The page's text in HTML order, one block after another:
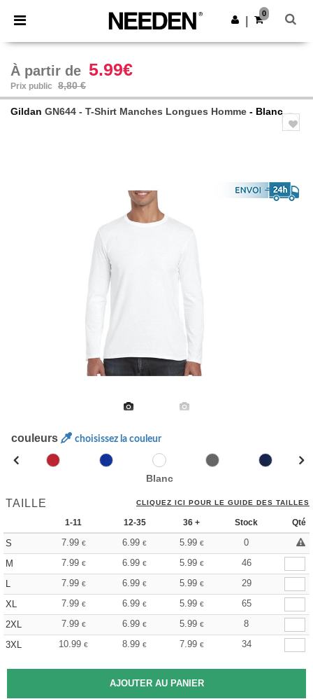
× Appli Needen
Meilleurs prix sur l’app !
Obtenir l'appli
0
À partir de 5.99€
Prix public 8,80 €
Gildan GN644 - T-Shirt Manches Longues Homme - Blanc
couleurs choisissez la couleur
Blanc
TAILLE CLIQUEZ ICI POUR LE GUIDE DES TAILLES
1-11 12-35 36 + Stock Qté
S 7.99 € 6.99 € 5.99 €
0
M
7.99 € 6.99 € 5.99 €
46
L
7.99 € 6.99 € 5.99 €
29
XL
7.99 € 6.99 € 5.99 €
65
2XL
7.99 € 6.99 € 5.99 €
8
3XL
10.99 € 8.99 € 7.99 € 34